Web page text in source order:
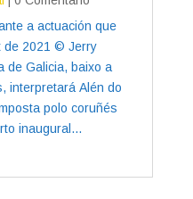
a actuación que
de 2021 © Jerry
de Galicia, baixo a
interpretará Alén do
polo coruñés
inaugural...